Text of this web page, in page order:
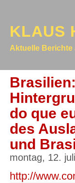
KLAUS
Aktuelle
do que
des
und
montag, 12.
http://